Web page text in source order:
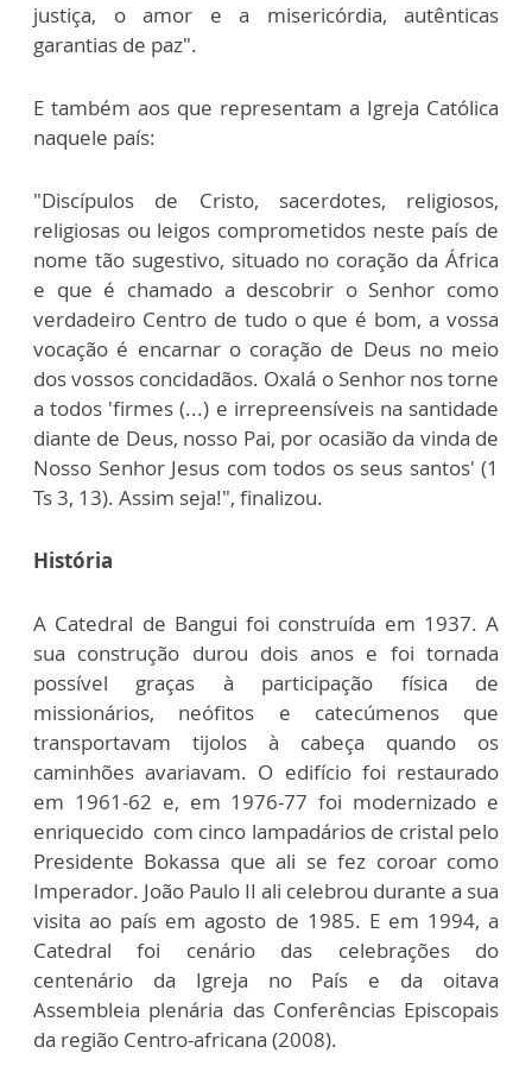
justiça, o amor e a misericórdia, autênticas
garantias de paz".
E também aos que representam a Igreja Católica
naquele país:
"Discípulos de Cristo, sacerdotes, religiosos,
religiosas ou leigos comprometidos neste país de
nome tão sugestivo, situado no coração da África
e que é chamado a descobrir o Senhor como
verdadeiro Centro de tudo o que é bom, a vossa
vocação é encarnar o coração de Deus no meio
dos vossos concidadãos. Oxalá o Senhor nos torne
a todos 'firmes (...) e irrepreensíveis na santidade
diante de Deus, nosso Pai, por ocasião da vinda de
Nosso Senhor Jesus com todos os seus santos' (1
Ts 3, 13). Assim seja!", finalizou.
História
A Catedral de Bangui foi construída em 1937. A
sua construção durou dois anos e foi tornada
possível graças à participação física de
missionários, neófitos e catecúmenos que
transportavam tijolos à cabeça quando os
caminhões avariavam. O edifício foi restaurado
em 1961-62 e, em 1976-77 foi modernizado e
enriquecido com cinco lampadários de cristal pelo
Presidente Bokassa que ali se fez coroar como
Imperador. João Paulo II ali celebrou durante a sua
visita ao país em agosto de 1985. E em 1994, a
Catedral foi cenário das celebrações do
centenário da Igreja no País e da oitava
Assembleia plenária das Conferências Episcopais
da região Centro-africana (2008).